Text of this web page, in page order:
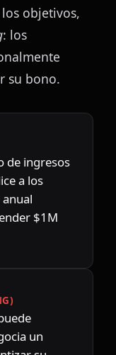
objetivos,
: los
su bono.
de ingresos
a los
$1M
un